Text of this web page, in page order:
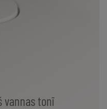
vannas tonī